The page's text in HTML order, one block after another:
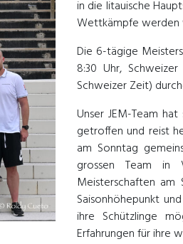
in die litauische
Wettkämpfe werden
Die 6-tägige
8:30 Uhr,
Schweizer Zeit)
Unser JEM-Team
getroffen und reist
am Sonntag
grossen Team in
Meisterschaften am
Saisonhöhepunkt
ihre Schützlinge
Erfahrungen für ihre